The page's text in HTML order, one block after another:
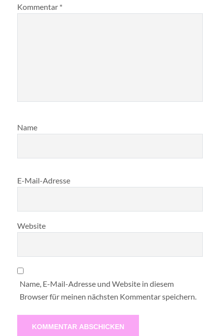
Kommentar *
Name
E-Mail-Adresse
Website
Name, E-Mail-Adresse und Website in diesem
Browser für meinen nächsten Kommentar speichern.